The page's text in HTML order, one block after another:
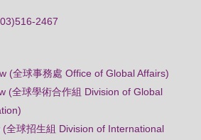
2467
(全球事務處 Office of Global Affairs)
(全球學術合作組 Division of Global
全球招生組 Division of International